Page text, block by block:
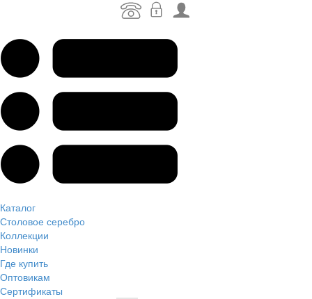
Каталог
Столовое серебро
Коллекции
Новинки
Где купить
Оптовикам
Сертификаты